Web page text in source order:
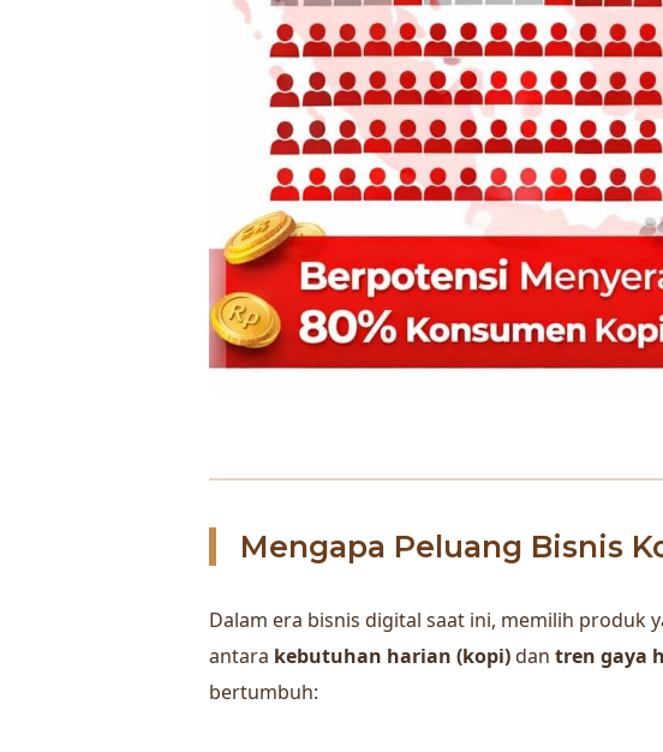
Mengapa Peluang Bisnis
Dalam era bisnis digital saat ini, memilih produk
antara kebutuhan harian (kopi)dantren gaya
bertumbuh: